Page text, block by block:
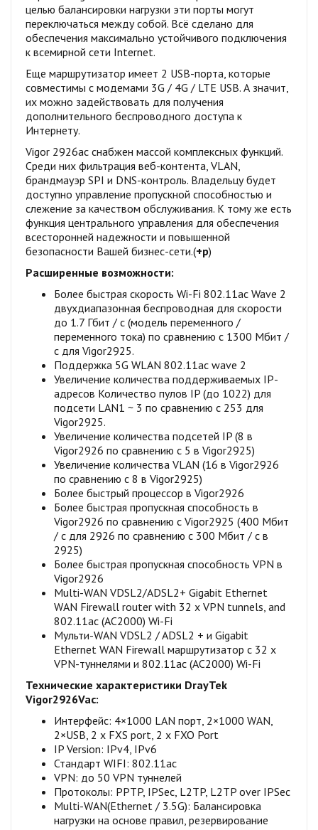
целью балансировки нагрузки эти порты могут
переключаться между собой. Всё сделано для
обеспечения максимально устойчивого подключения
к всемирной сети Internet.
Еще маршрутизатор имеет 2 USB-порта, которые
совместимы с модемами 3G / 4G / LTE USB. А значит,
их можно задействовать для получения
дополнительного беспроводного доступа к
Интернету.
Vigor 2926ac снабжен массой комплексных функций.
Среди них фильтрация веб-контента, VLAN,
брандмауэр SPI и DNS-контроль. Владельцу будет
доступно управление пропускной способностью и
слежение за качеством обслуживания. К тому же есть
функция центрального управления для обеспечения
всесторонней надежности и повышенной
безопасности Вашей бизнес-сети.(+р)
Расширенные возможности:
Более быстрая скорость Wi-Fi 802.11ac Wave 2
двухдиапазонная беспроводная для скорости
до 1.7 Гбит / с (модель переменного /
переменного тока) по сравнению с 1300 Мбит /
с для Vigor2925.
​Поддержка 5G WLAN 802.11ac wave 2
Увеличение количества поддерживаемых IP-
адресов Количество пулов IP (до 1022) для
подсети LAN1 ~ 3 по сравнению с 253 для
Vigor2925.
Увеличение количества подсетей IP (8 в
Vigor2926 по сравнению с 5 в Vigor2925)
Увеличение количества VLAN (16 в Vigor2926
по сравнению с 8 в Vigor2925)
Более быстрый процессор в Vigor2926
Более быстрая пропускная способность в
Vigor2926 по сравнению с Vigor2925 (400 Мбит
/ с для 2926 по сравнению с 300 Мбит / с в
2925)
Более быстрая пропускная способность VPN в
Vigor2926
Multi-WAN VDSL2/ADSL2+ Gigabit Ethernet
WAN Firewall router with 32 x VPN tunnels, and
802.11ac (AC2000) Wi-Fi
Мульти-WAN VDSL2 / ADSL2 + и Gigabit
Ethernet WAN Firewall маршрутизатор с 32 x
VPN-туннелями и 802.11ac (AC2000) Wi-Fi
Технические характеристики DrayTek
Vigor2926Vac:
Интерфейс: 4×1000 LAN порт, 2×1000 WAN,
2×USB, 2 x FXS port, 2 x FXO Port
IP Version: IPv4, IPv6
Стандарт WIFI: 802.11ac
VPN: до 50 VPN туннелей
Протоколы: PPTP, IPSec, L2TP, L2TP over IPSec
Multi-WAN(Ethernet / 3.5G): Балансировка
нагрузки на основе правил, резервирование